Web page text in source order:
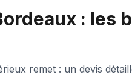
: les
remet : un devis